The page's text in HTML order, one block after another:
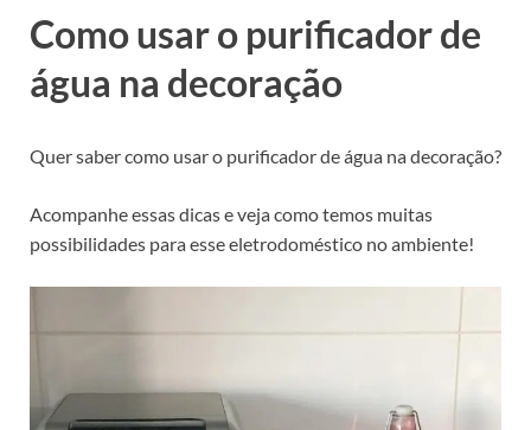
Como usar o purificador de
água na decoração
Quer saber como usar o purificador de água na decoração?
Acompanhe essas dicas e veja como temos muitas
possibilidades para esse eletrodoméstico no ambiente!